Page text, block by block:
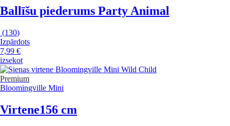
Ballīšu piederums Party Animal
(130)
Izpārdots
7,99 €
izsekot
Premium
Bloomingville Mini
Virtene156 cm